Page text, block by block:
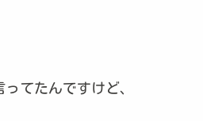
てたんですけど、